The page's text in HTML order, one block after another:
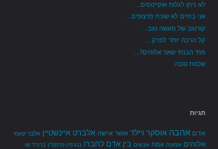
לא ניתן לגלות אוקיינוסים...
אני בחיים לא שוכח פרצופים...
קורטוב של מעשה טוב...
קל הרבה יותר לפרק...
מתי הבנתי שאני אלוהים?...
שכנות טובה
תגיות
אדם אהבה אוסקר ויילד אושר אישה אלברט איינשטיין אלבר קאמי
אלוהים אמונה אמת אנשים בין אדם לחברו בנג'מין פרנקלין ברנרד שו